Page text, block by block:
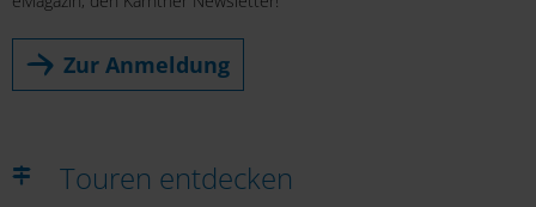
Zur Anmeldung
Touren entdecken